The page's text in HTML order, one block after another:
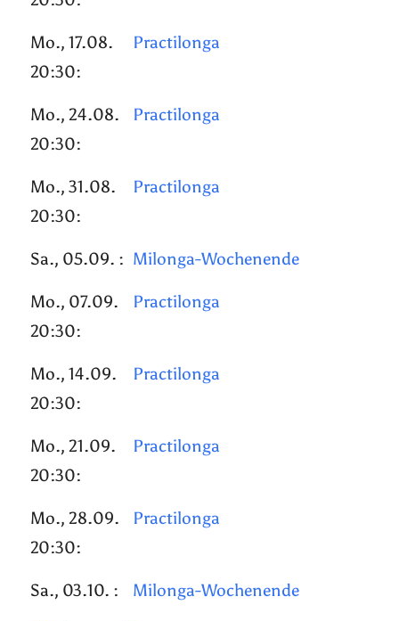
Mo., 17.08.
20:30:
Practilonga
Mo., 24.08.
20:30:
Practilonga
Mo., 31.08.
20:30:
Practilonga
Sa., 05.09. : Milonga-Wochenende
Mo., 07.09.
20:30:
Practilonga
Mo., 14.09.
20:30:
Practilonga
Mo., 21.09.
20:30:
Practilonga
Mo., 28.09.
20:30:
Practilonga
Sa., 03.10. : Milonga-Wochenende